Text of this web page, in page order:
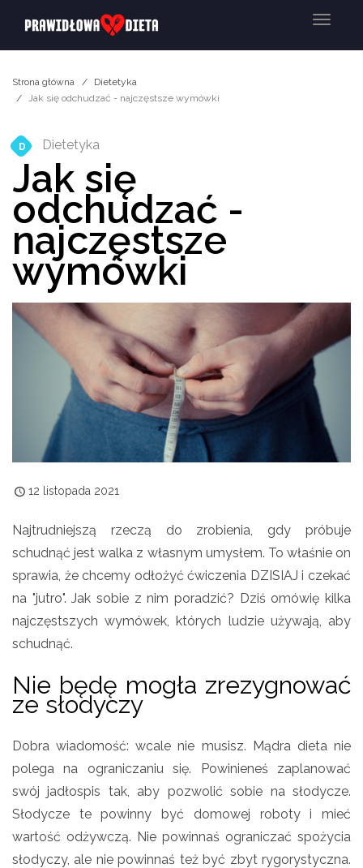
Menu
Strona główna
Dietetyka
Jak się odchudzać - najczęstsze wymówki
D Dietetyka
Jak się
odchudzać -
najczęstsze
wymówki
12 listopada 2021
Najtrudniejszą rzeczą do zrobienia, gdy próbuje
schudnąć jest walka z własnym umysłem. To właśnie on
sprawia, że chcemy odłożyć ćwiczenia DZISIAJ i czekać
na "jutro". Jak sobie z nim poradzić? Dziś omówię kilka
najczęstszych wymówek, których ludzie używają, aby
schudnąć.
Nie będę mogła zrezygnować
ze słodyczy
Dobra wiadomość: wcale nie musisz. Mądra dieta nie
polega na ograniczaniu się. Powinieneś zaplanować
swój jadłospis tak, aby pozwolić sobie na słodycze.
Słodycze te powinny być domowej roboty i mieć
wartość odżywczą. Nie powinnaś ograniczać spożycia
słodyczy, ale nie powinnaś też być zbyt rygorystyczna.